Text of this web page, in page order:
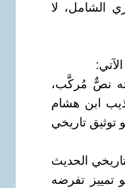
الشامل، لا
نصٌّ مُركَّب،
ابن هشام
توثيق تاريخي
الحديث
تمييز تفرضه